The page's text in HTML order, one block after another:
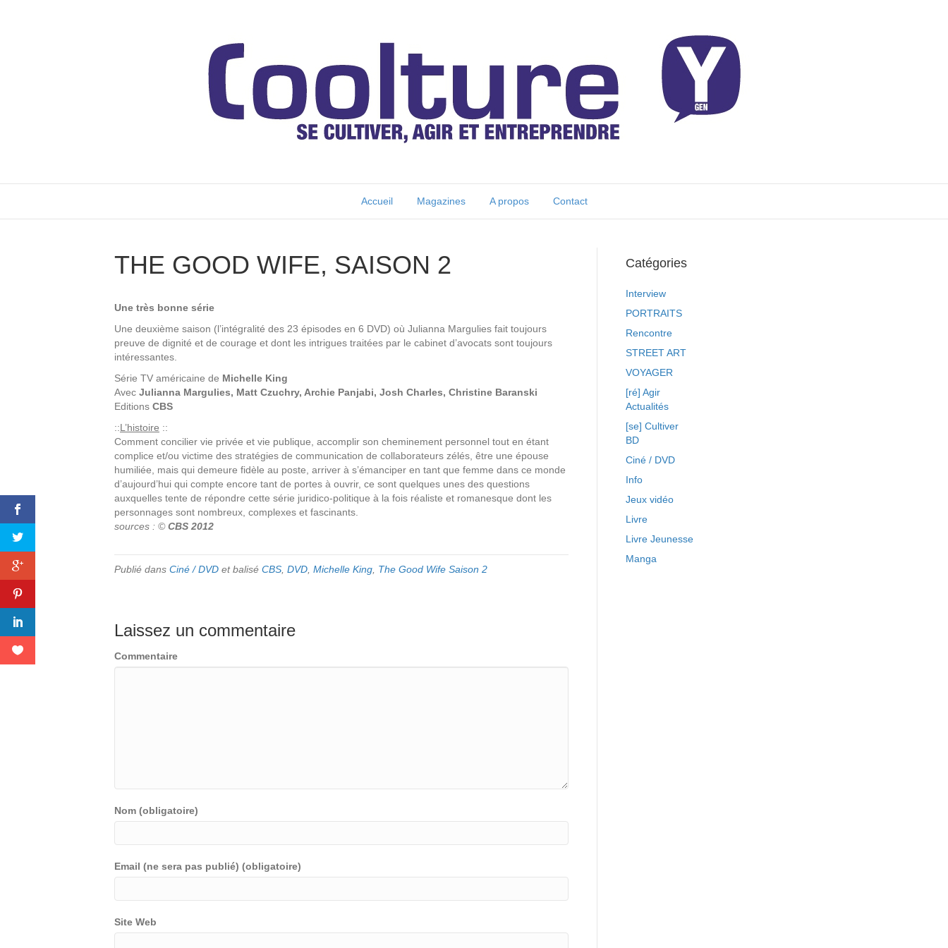
Accueil Magazines A propos Contact
THE GOOD WIFE, SAISON 2
Une très bonne série
Une deuxième saison (l’intégralité des 23 épisodes en 6 DVD) où Julianna Margulies fait toujours
preuve de dignité et de courage et dont les intrigues traitées par le cabinet d’avocats sont toujours
intéressantes.
Série TV américaine de Michelle King
Avec Julianna Margulies, Matt Czuchry, Archie Panjabi, Josh Charles, Christine Baranski
Editions CBS
::L’histoire ::
Comment concilier vie privée et vie publique, accomplir son cheminement personnel tout en étant
complice et/ou victime des stratégies de communication de collaborateurs zélés, être une épouse
humiliée, mais qui demeure fidèle au poste, arriver à s’émanciper en tant que femme dans ce monde
d’aujourd’hui qui compte encore tant de portes à ouvrir, ce sont quelques unes des questions
auxquelles tente de répondre cette série juridico-politique à la fois réaliste et romanesque dont les
personnages sont nombreux, complexes et fascinants.
sources : ©CBS 2012
Publié dans Ciné / DVD et balisé CBS DVD Michelle King The Good Wife Saison 2
Laissez un commentaire
Commentaire
Nom (obligatoire)
Email (ne sera pas publié) (obligatoire)
Site Web
Catégories
Interview
PORTRAITS
Rencontre
STREET ART
VOYAGER
[ré] Agir
Actualités
[se] Cultiver
BD
Ciné / DVD
Info
Jeux vidéo
Livre
Livre Jeunesse
Manga